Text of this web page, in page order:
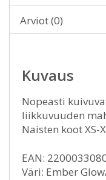
Arviot (0)
Kuvaus
Nopeasti
liikkuvuuden
Naisten koot XS-
EAN:
Väri: Ember